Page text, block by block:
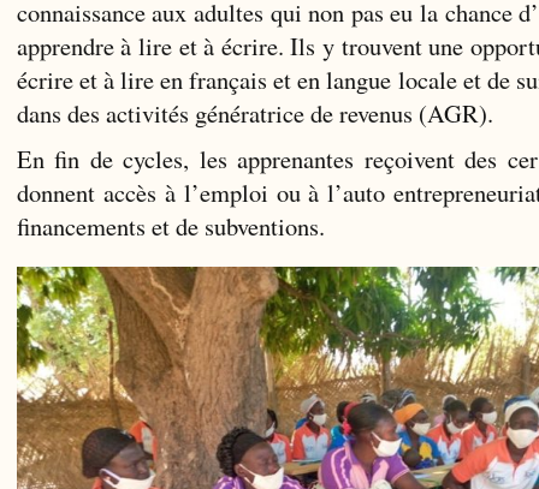
connaissance aux adultes qui non pas eu la chance
apprendre à lire et à écrire. Ils y trouvent une
écrire et à lire en français et en langue locale et de
dans des activités génératrice de revenus (AGR).
En fin de cycles, les apprenantes reçoivent des
donnent accès à l’emploi ou à l’auto
financements et de subventions.